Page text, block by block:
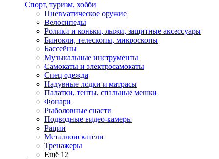
Спорт, туризм, хобби
Пневматическое оружие
Велосипеды
Ролики и коньки, лыжи, защитные аксессуары
Бинокли, телескопы, микроскопы
Бассейны
Музыкальные инструменты
Самокаты и электросамокаты
Спец одежда
Надувные лодки и матрасы
Палатки, тенты, спальные мешки
Фонари
Рыболовные снасти
Подводные видео-камеры
Рации
Металлоискатели
Тренажеры
Ещё 12